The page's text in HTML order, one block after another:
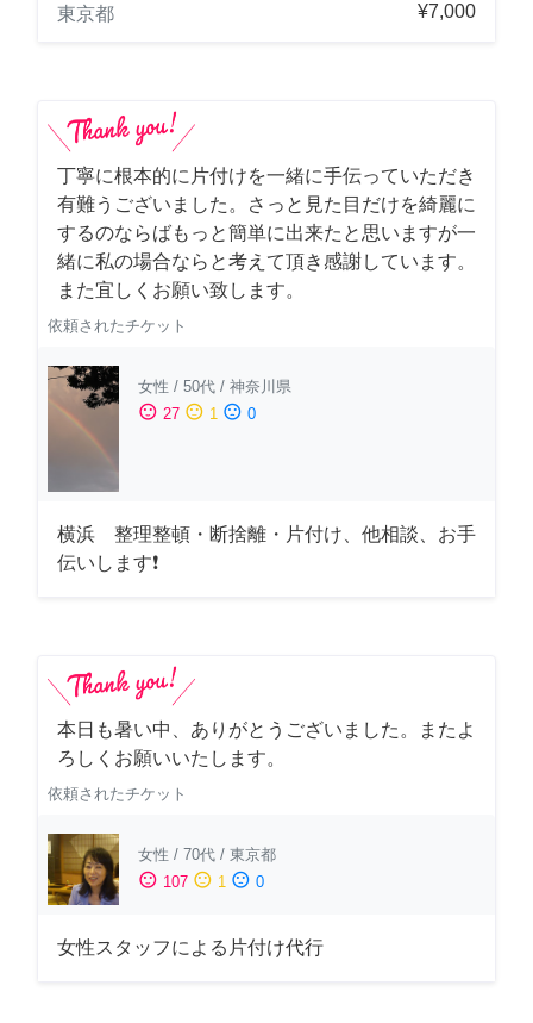
東京都
¥7,000
丁寧に根本的に片付けを一緒に手伝っていただき
有難うございました。さっと見た目だけを綺麗に
するのならばもっと簡単に出来たと思いますが一
緒に私の場合ならと考えて頂き感謝しています。
また宜しくお願い致します。
依頼されたチケット
女性 / 50代 / 神奈川県
sentiment_satisfied 27 sentiment_neutral 1 sentiment_dissatisfied 0
横浜 整理整頓・断捨離・片付け、他相談、お手
伝いします❗
本日も暑い中、ありがとうございました。またよ
ろしくお願いいたします。
依頼されたチケット
女性 / 70代 / 東京都
sentiment_satisfied 107 sentiment_neutral 1 sentiment_dissatisfied 0
女性スタッフによる片付け代行